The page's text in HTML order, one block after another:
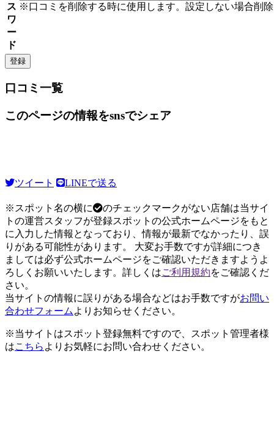
ス
ワ
ー
ド
※口コミを削除する時に使用します。設定しない場合削
口コミ一覧
このページの情報をsnsでシェア
ツイート LINEで送る
※スポット名の横に
のチェックマークがない店舗は当サイ
トの運営スタッフが登録スポットの公式ホームページをもと
に入力した情報となっており、情報が最新でなかったり、誤
りがある可能性があります。 大変お手数ですが詳細につき
ましては必ず公式ホームページをご確認いただきますようよ
ろしくお願いいたします。詳しくはご利用規約をご確認くだ
さい。
当サイトの情報に誤りがある場合などはお手数ですがお問い
合わせフォーム よりお知らせください。
※当サイトはスポット登録無料ですので、スポット管理者様
はこちら よりお気軽にお問い合わせください。